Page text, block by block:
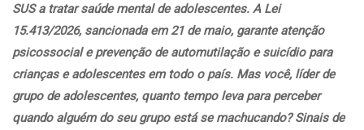
SUS a tratar saúde mental de adolescentes. A Lei
15.413/2026, sancionada em 21 de maio, garante atenção
psicossocial e prevenção de automutilação e suicídio para
crianças e adolescentes em todo o país. Mas você, líder de
grupo de adolescentes, quanto tempo leva para perceber
quando alguém do seu grupo está se machucando? Sinais de